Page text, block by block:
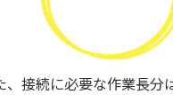
接続に必要な作業長分